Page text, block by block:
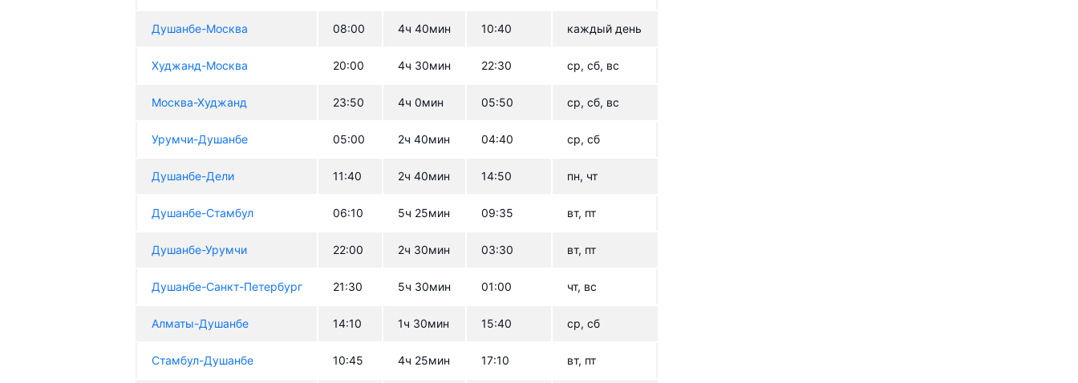
Душанбе-Москва 08:00 4ч 40мин 10:40 каждый день
Худжанд-Москва 20:00 4ч 30мин 22:30 ср, сб, вс
Москва-Худжанд 23:50 4ч 0мин 05:50 ср, сб, вс
Урумчи-Душанбе 05:00 2ч 40мин 04:40 ср, сб
Душанбе-Дели 11:40 2ч 40мин 14:50 пн, чт
Душанбе-Стамбул 06:10 5ч 25мин 09:35 вт, пт
Душанбе-Урумчи 22:00 2ч 30мин 03:30 вт, пт
Душанбе-Санкт-Петербург 21:30 5ч 30мин 01:00 чт, вс
Алматы-Душанбе 14:10 1ч 30мин 15:40 ср, сб
Стамбул-Душанбе 10:45 4ч 25мин 17:10 вт, пт